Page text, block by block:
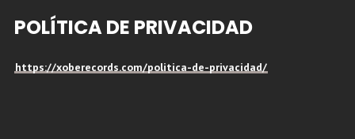
POLÍTICA DE PRIVACIDAD
https://xoberecords.com/politica-de-privacidad/